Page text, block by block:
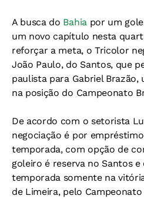
A busca do Bahia por um
um novo capítulo nesta
reforçar a meta, o Tricolor
João Paulo, do Santos, que
paulista para Gabriel
na posição do Campeonato
De acordo com o setorista
negociação é por
temporada, com opção de
goleiro é reserva no Santos
temporada somente na
de Limeira, pelo